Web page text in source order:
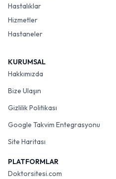
Hastalıklar
Hizmetler
Hastaneler
KURUMSAL
Hakkımızda
Bize Ulaşın
Gizlilik Politikası
Google Takvim Entegrasyonu
Site Haritası
PLATFORMLAR
Doktorsitesi.com